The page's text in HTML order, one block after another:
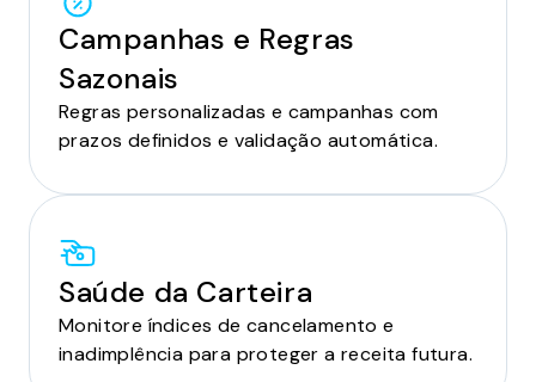
Campanhas e Regras
Sazonais
Regras personalizadas e campanhas com
prazos definidos e validação automática.
Saúde da Carteira
Monitore índices de cancelamento e
inadimplência para proteger a receita futura.